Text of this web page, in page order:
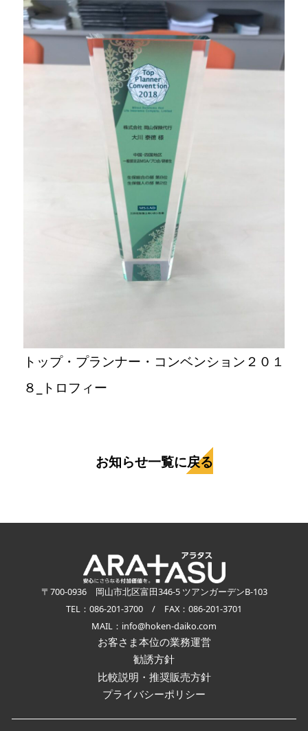
トップ・プランナー・コンベンション２０１
８_トロフィー
お知らせ一覧に戻る
〒700-0936 岡山市北区富田346-5 ツアンガーデンB-103
TEL：086-201-3700 / FAX：086-201-3701
MAIL：info@hoken-daiko.com
お客さま本位の業務運営
勧誘方針
比較説明・推奨販売方針
プライバシーポリシー